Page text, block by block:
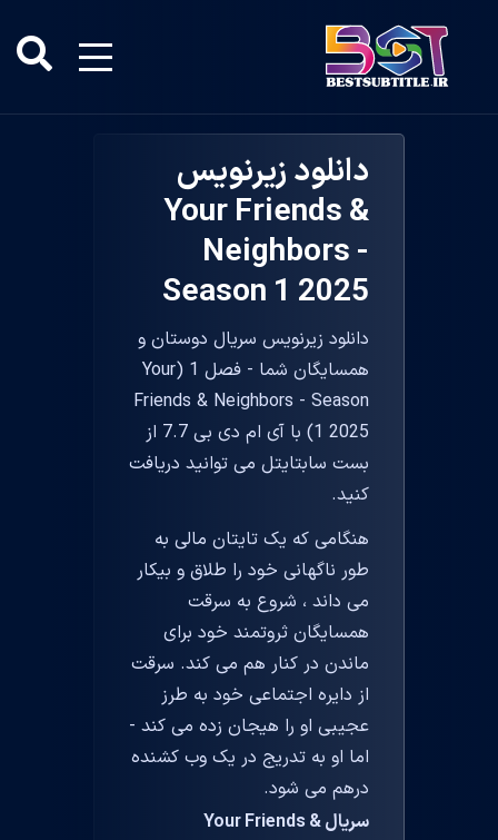
دانلود زیرنویس
Your Friends &
Neighbors -
Season 1 2025
دانلود زیرنویس سریال دوستان و
همسایگان شما - فصل 1 (Your
Friends & Neighbors - Season
1 2025) با آی ام دی بی 7.7 از
بست سابتایتل می توانید دریافت
کنید.
هنگامی که یک تایتان مالی به
طور ناگهانی خود را طلاق و بیکار
می داند ، شروع به سرقت
همسایگان ثروتمند خود برای
ماندن در کنار هم می کند. سرقت
از دایره اجتماعی خود به طرز
عجیبی او را هیجان زده می کند -
اما او به تدریج در یک وب کشنده
درهم می شود.
سریال Your Friends &